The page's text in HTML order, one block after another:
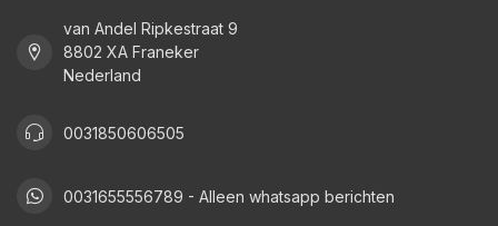
van Andel Ripkestraat 9
8802 XA Franeker
Nederland
0031850606505
0031655556789 - Alleen whatsapp berichten